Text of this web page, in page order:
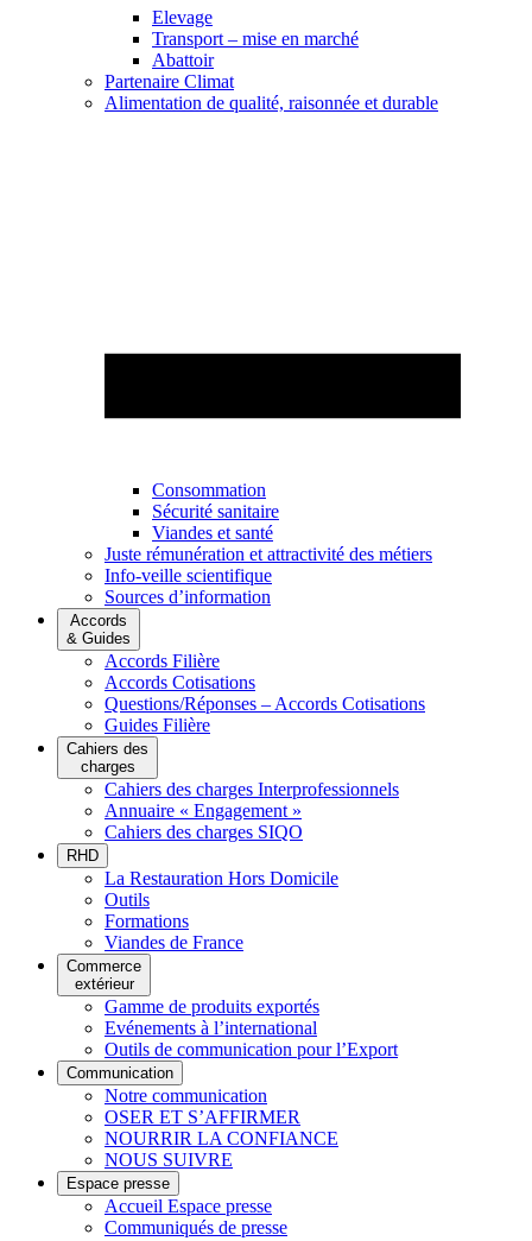
Elevage
Transport – mise en marché
Abattoir
Partenaire Climat
Alimentation de qualité, raisonnée et durable
Consommation
Sécurité sanitaire
Viandes et santé
Juste rémunération et attractivité des métiers
Info-veille scientifique
Sources d’information
Accords
& Guides
Accords Filière
Accords Cotisations
Questions/Réponses – Accords Cotisations
Guides Filière
Cahiers des
charges
Cahiers des charges Interprofessionnels
Annuaire « Engagement »
Cahiers des charges SIQO
RHD
La Restauration Hors Domicile
Outils
Formations
Viandes de France
Commerce
extérieur
Gamme de produits exportés
Evénements à l’international
Outils de communication pour l’Export
Communication
Notre communication
OSER ET S’AFFIRMER
NOURRIR LA CONFIANCE
NOUS SUIVRE
Espace presse
Accueil Espace presse
Communiqués de presse